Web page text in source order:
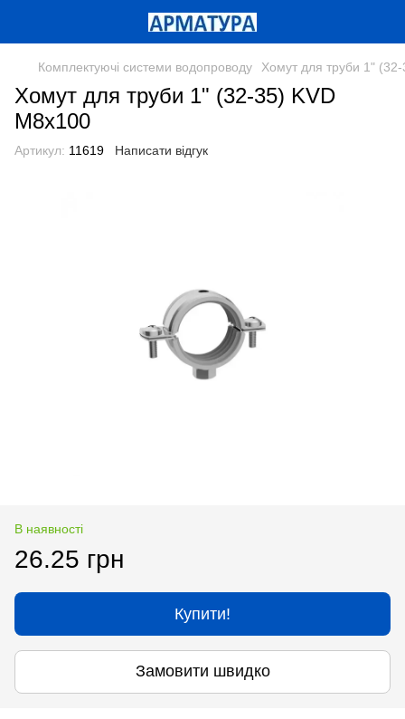
Комплектуючі системи водопроводу Хомут для труби 1"
Хомут для труби 1" (32-35) KVD
М8х100
Артикул: 11619 Написати відгук
В наявності
26.25 грн
Купити!
Замовити швидко